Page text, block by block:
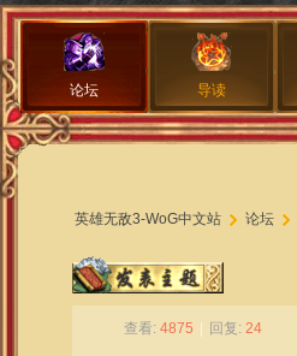
论坛 导读
英雄无敌3-WoG中文站
»
论坛
查看: 4875 回复: 24